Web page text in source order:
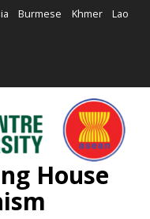
Burmese Khmer Lao
House